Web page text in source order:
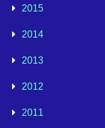
2015
2014
2013
2012
2011